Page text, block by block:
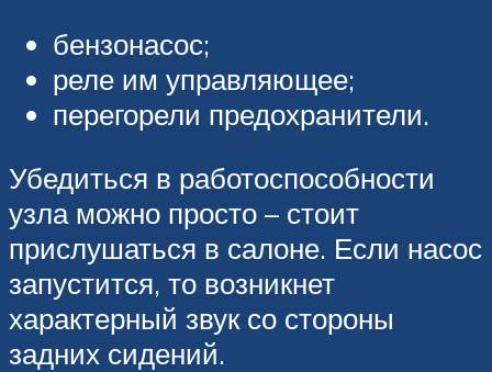
бензонасос;
реле им управляющее;
перегорели предохранители.
Убедиться в работоспособности
узла можно просто – стоит
прислушаться в салоне. Если насос
запустится, то возникнет
характерный звук со стороны
задних сидений.